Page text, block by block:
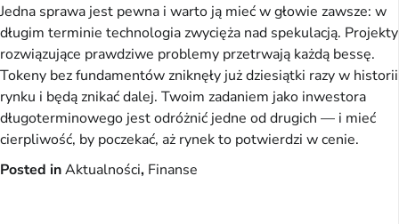
Jedna sprawa jest pewna i warto ją mieć w głowie zawsze: w
długim terminie technologia zwycięża nad spekulacją. Projekty
rozwiązujące prawdziwe problemy przetrwają każdą bessę.
Tokeny bez fundamentów zniknęły już dziesiątki razy w historii
rynku i będą znikać dalej. Twoim zadaniem jako inwestora
długoterminowego jest odróżnić jedne od drugich — i mieć
cierpliwość, by poczekać, aż rynek to potwierdzi w cenie.
Posted inAktualności, Finanse